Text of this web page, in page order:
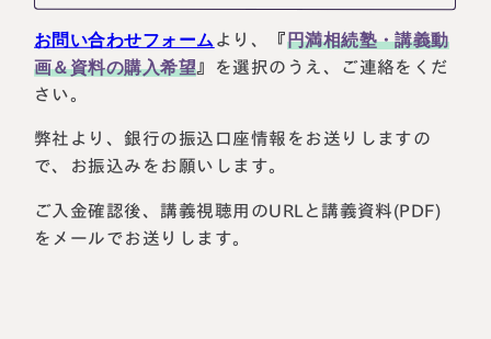
お問い合わせフォーム より、『円満相続塾・講義動
画＆資料の購入希望』を選択のうえ、ご連絡をくだ
さい。
弊社より、銀行の振込口座情報をお送りしますの
で、お振込みをお願いします。
ご入金確認後、講義視聴用のURLと講義資料(PDF)
をメールでお送りします。